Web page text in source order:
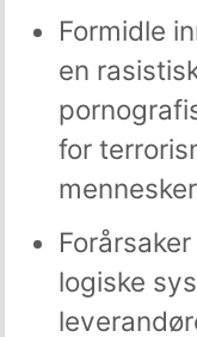
Formidle
en
for
logiske